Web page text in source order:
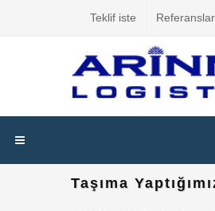
Teklif iste Referanslar
Taşıma